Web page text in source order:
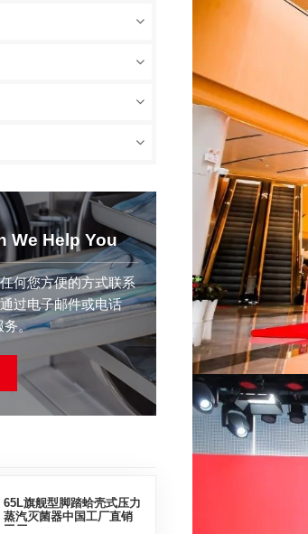
We Help You
何您方便的方式联系
过电子邮件或电话
务。
65L旗舰型脚踏蛤壳式压力
蒸汽灭菌器中国工厂直销